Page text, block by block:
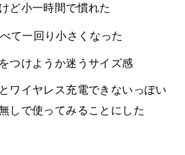
ど小一時間で慣れた
て一回り小さくなった
つけようか迷うサイズ感
ワイヤレス充電できないっぽい
しで使ってみることにした